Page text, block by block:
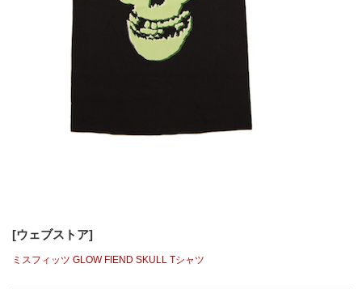
[ウェブストア]
ミスフィッツ GLOW FIEND SKULL Tシャツ